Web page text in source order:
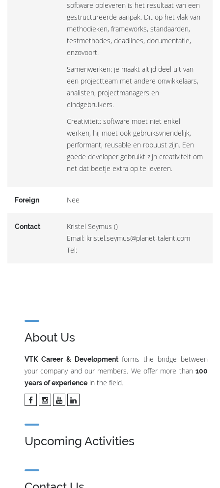
software opleveren is het resultaat van een
gestructureerde aanpak. Dit op het vlak van
methodieken, frameworks, standaarden,
testmethodes, deadlines, documentatie,
enzovoort.
Samenwerken: je maakt altijd deel uit van
een projectteam met andere onwikkelaars,
analisten, projectmanagers en
eindgebruikers.
Creativiteit: software moet niet enkel
werken, hij moet ook gebruiksvriendelijk,
performant, reusable en robuust zijn. Een
goede developer gebruikt zijn creativiteit om
net dat beetje extra op te leveren.
Foreign Nee
Contact
Kristel Seymus ()
Email: kristel.seymus@planet-talent.com
Tel:
About Us
VTK Career & Developmentforms the bridge between
your company and our members. We offer more than 100
years of experience in the field.
Upcoming Activities